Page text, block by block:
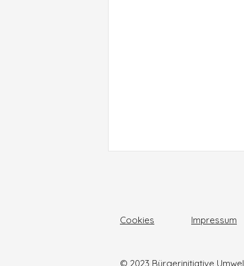
Cookies Impressum
© 2023 Bürgerinitiative